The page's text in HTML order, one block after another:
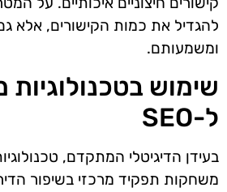
להגדיל את כמות הקישורים, אלא
ומשמעותם.
שימוש
ל-SEO
בעידן הדיגיטלי המתקדם,
משחקות תפקיד מרכזי בשיפור